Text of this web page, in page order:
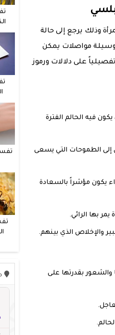
وذلك يرجع إلى حالة
وسيلة مواصلات يمكن
على دلالات ورموز
فيه الحالم الفترة
إلى الطموحات التي يسعى
يكون مؤشراً بالسعادة
بها الرائي.
والإخلاص الذي بينهم.
والشعور بقدرتها على